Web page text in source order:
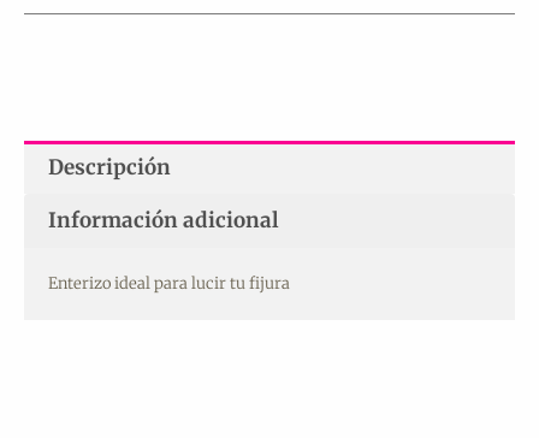
Descripción
Información adicional
Enterizo ideal para lucir tu fijura